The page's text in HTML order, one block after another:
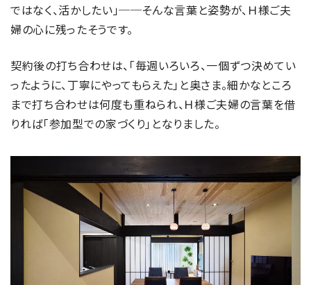
ではなく、活かしたい」──そんな言葉と姿勢が、Ｈ様ご夫
婦の心に残ったそうです。
契約後の打ち合わせは、「毎週いろいろ、一個ずつ決めてい
ったように、丁寧にやってもらえた」と奥さま。細かなところ
まで打ち合わせは何度も重ねられ、Ｈ様ご夫婦の言葉を借
りれば「参加型での家づくり」となりました。